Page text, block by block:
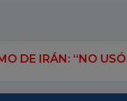
UN TELÉFONO EN